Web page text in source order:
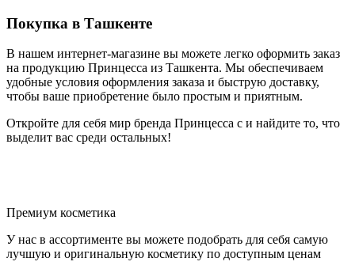
Покупка в Ташкенте
В нашем интернет-магазине вы можете легко оформить заказ
на продукцию Принцесса из Ташкента. Мы обеспечиваем
удобные условия оформления заказа и быструю доставку,
чтобы ваше приобретение было простым и приятным.
Откройте для себя мир бренда Принцесса с и найдите то, что
выделит вас среди остальных!
Премиум косметика
У нас в ассортименте вы можете подобрать для себя самую
лучшую и оригинальную косметику по доступным ценам